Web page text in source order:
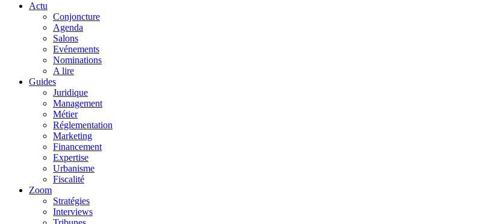
Actu
Conjoncture
Agenda
Salons
Evénements
Nominations
A lire
Guides
Juridique
Management
Métier
Réglementation
Marketing
Financement
Expertise
Urbanisme
Fiscalité
Zoom
Stratégies
Interviews